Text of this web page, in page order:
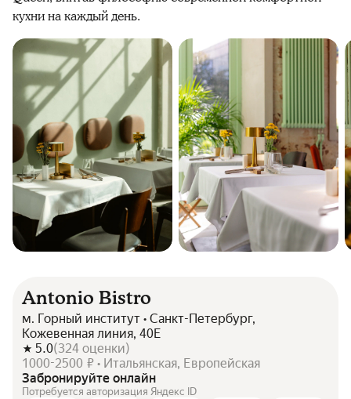
кухни на каждый день.
Antonio Bistro
м. Горный институт • Санкт-Петербург,
Кожевенная линия, 40Е
5.0(324 оценки)
1000-2500 ₽ • Итальянская, Европейская
Забронируйте онлайн
Потребуется авторизация Яндекс ID